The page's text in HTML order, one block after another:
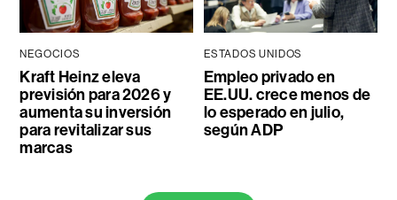
NEGOCIOS
Kraft Heinz eleva
previsión para 2026 y
aumenta su inversión
para revitalizar sus
marcas
ESTADOS UNIDOS
Empleo privado en
EE.UU. crece menos de
lo esperado en julio,
según ADP